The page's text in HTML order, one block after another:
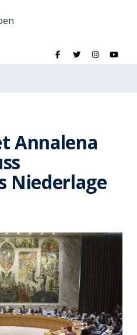
Annalena
Niederlage